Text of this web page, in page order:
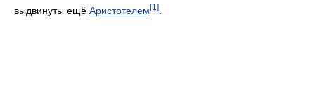
выдвинуты ещё Аристотелем[1]